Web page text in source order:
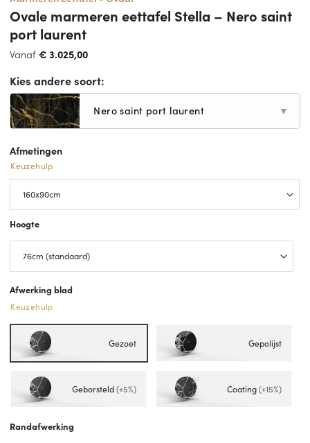
Ovale marmeren eettafel Stella – Nero saint
port laurent
Vanaf€ 3.025,00
Kies andere soort:
Nero saint port laurent ▼
Afmetingen
Keuzehulp
Hoogte
Afwerking blad
Keuzehulp
Gezoet Gepolijst
Geborsteld(+5%) Coating(+15%)
Randafwerking